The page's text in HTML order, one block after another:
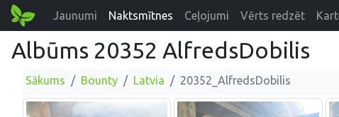
Jaunumi Naktsmītnes Ceļojumi Vērts redzēt
Albūms 20352 AlfredsDobilis
Sākums Bounty Latvia 20352_AlfredsDobilis